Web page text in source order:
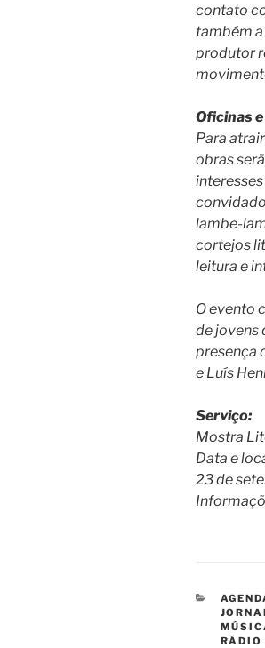
contato
também
produtor
Oficinas
Para
obras
lambe-
cortejos
leitura e
O evento
de jovens
presença
e Luís
Serviço:
Mostra
Data e
23 de
RÁDIO